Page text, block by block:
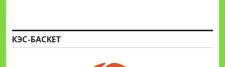
КЭС-БАСКЕТ